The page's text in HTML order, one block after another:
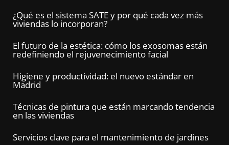
¿Qué es el sistema SATE y por qué cada vez más
viviendas lo incorporan?
El futuro de la estética: cómo los exosomas están
redefiniendo el rejuvenecimiento facial
Higiene y productividad: el nuevo estándar en
Madrid
Técnicas de pintura que están marcando tendencia
en las viviendas
Servicios clave para el mantenimiento de jardines